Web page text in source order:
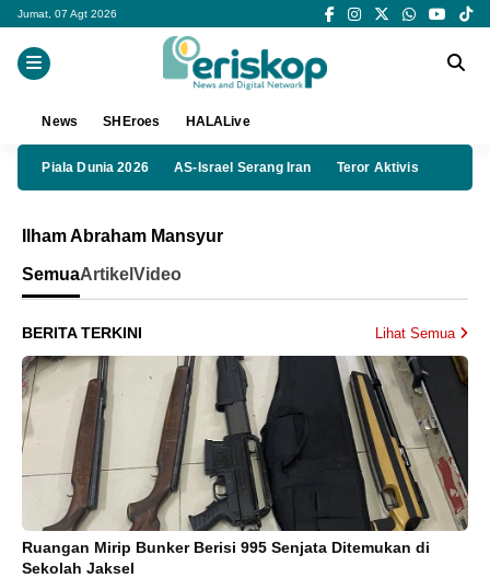
Jumat, 07 Agt 2026
News SHEroes HALALive
Piala Dunia 2026 AS-Israel Serang Iran Teror Aktivis
Ilham Abraham Mansyur
SemuaArtikel Video
BERITA TERKINI Lihat Semua
Ruangan Mirip Bunker Berisi 995 Senjata Ditemukan di
Sekolah Jaksel